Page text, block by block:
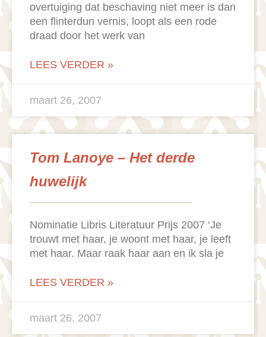
overtuiging dat beschaving niet meer is dan
een flinterdun vernis, loopt als een rode
draad door het werk van
LEES VERDER »
maart 26, 2007
Tom Lanoye – Het derde
huwelijk
Nominatie Libris Literatuur Prijs 2007 ‘Je
trouwt met haar, je woont met haar, je leeft
met haar. Maar raak haar aan en ik sla je
LEES VERDER »
maart 26, 2007